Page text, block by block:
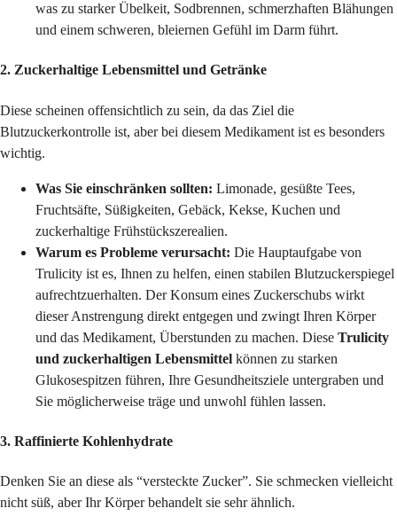
was zu starker Übelkeit, Sodbrennen, schmerzhaften Blähungen
und einem schweren, bleiernen Gefühl im Darm führt.
2. Zuckerhaltige Lebensmittel und Getränke
Diese scheinen offensichtlich zu sein, da das Ziel die
Blutzuckerkontrolle ist, aber bei diesem Medikament ist es besonders
wichtig.
Was Sie einschränken sollten: Limonade, gesüßte Tees,
Fruchtsäfte, Süßigkeiten, Gebäck, Kekse, Kuchen und
zuckerhaltige Frühstückszerealien.
Warum es Probleme verursacht: Die Hauptaufgabe von
Trulicity ist es, Ihnen zu helfen, einen stabilen Blutzuckerspiegel
aufrechtzuerhalten. Der Konsum eines Zuckerschubs wirkt
dieser Anstrengung direkt entgegen und zwingt Ihren Körper
und das Medikament, Überstunden zu machen. Diese Trulicity
und zuckerhaltigen Lebensmittel können zu starken
Glukosespitzen führen, Ihre Gesundheitsziele untergraben und
Sie möglicherweise träge und unwohl fühlen lassen.
3. Raffinierte Kohlenhydrate
Denken Sie an diese als “versteckte Zucker”. Sie schmecken vielleicht
nicht süß, aber Ihr Körper behandelt sie sehr ähnlich.